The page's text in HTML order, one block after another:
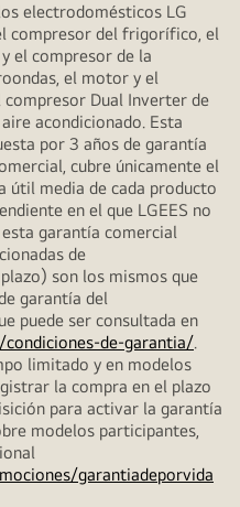
electrodomésticos LG
compresor del frigorífico, el
el compresor de la
el motor y el
Dual Inverter de
acondicionado. Esta
por 3 años de garantía
cubre únicamente el
útil media de cada producto
en el que LGEES no
garantía comercial
de
son los mismos que
garantía del
puede ser consultada en
de-garantia/.
limitado y en modelos
la compra en el plazo
para activar la garantía
modelos participantes,
garantiadeporvida